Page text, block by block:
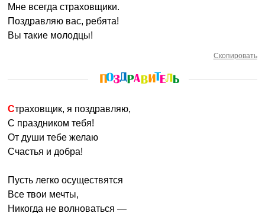
Мне всегда страховщики.
Поздравляю вас, ребята!
Вы такие молодцы!
Скопировать
Страховщик, я поздравляю,
С праздником тебя!
От души тебе желаю
Счастья и добра!
Пусть легко осуществятся
Все твои мечты,
Никогда не волноваться —